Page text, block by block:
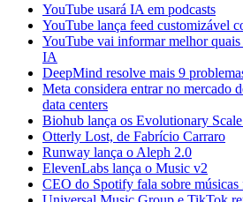
YouTube usará IA em podcasts
YouTube lança feed customizável
YouTube vai informar melhor
IA
DeepMind resolve mais 9
Meta considera entrar no mercado
data centers
Biohub lança os Evolutionary
Otterly Lost, de Fabrício Carraro
Runway lança o Aleph 2.0
ElevenLabs lança o Music v2
CEO do Spotify fala sobre músicas